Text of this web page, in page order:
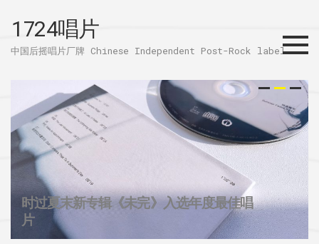
1724唱片
中国后摇唱片厂牌 Chinese Independent Post-Rock label
Menu
1724唱片的2025
时过夏末新专辑《未完》入选年度最佳唱
片
32个城市后摇群